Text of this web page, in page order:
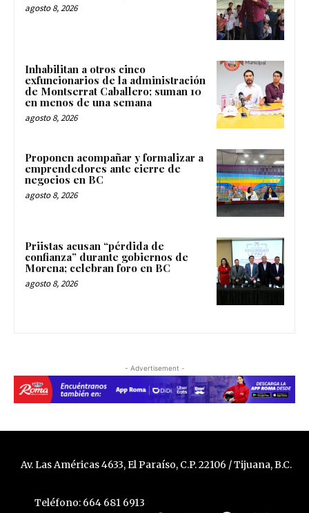
agosto 8, 2026
Inhabilitan a otros cinco
exfuncionarios de la administración
de Montserrat Caballero; suman 10
en menos de una semana
agosto 8, 2026
Proponen acompañar y formalizar a
emprendedores ante cierre de
negocios en BC
agosto 8, 2026
Priistas acusan “pérdida de
confianza” durante gobiernos de
Morena; celebran foro en BC
agosto 8, 2026
- Advertisement -
Av. Las Américas 4633, El Paraíso, C.P. 22106 / Tijuana, B.C.
Teléfono: 664 681 6913